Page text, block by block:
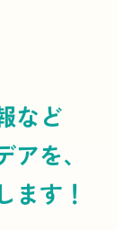
など
アを、
ます！